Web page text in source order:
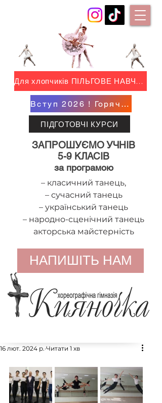
– класичний танець,
– сучасний танець
– український танець
– народно-сценічний танець
акторська майстерність
ЗАПРОШУЄМО УЧНІВ
5-9 КЛАСІВ
за програмою
НАПИШІТЬ НАМ
ПІДГОТОВЧІ КУРСИ
Вступ 2026 ! Горяча АКЦІЯ !
Для хлопчиків ПІЛЬГОВЕ НАВЧАННЯ !
16 лют. 2024 р. Читати 1 хв